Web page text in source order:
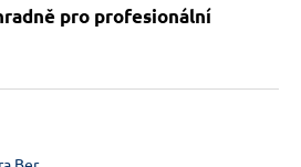
pro profesionální